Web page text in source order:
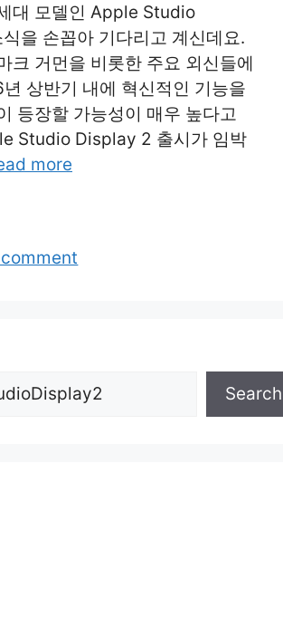
대 모델인 Apple Studio
을 손꼽아 기다리고 계신데요.
크 거먼을 비롯한 주요 외신들에
상반기 내에 혁신적인 기능을
등장할 가능성이 매우 높다고
Studio Display 2 출시가 임박
more
Search